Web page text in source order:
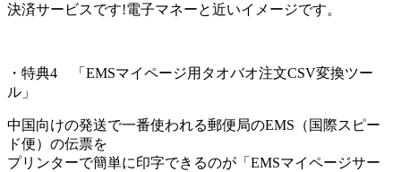
決済サービスです!電子マネーと近いイメージです。
・特典4 「EMSマイページ用タオバオ注文CSV変換ツー
ル」
中国向けの発送で一番使われる郵便局のEMS（国際スピー
ド便）の伝票を
プリンターで簡単に印字できるのが「EMSマイページサー